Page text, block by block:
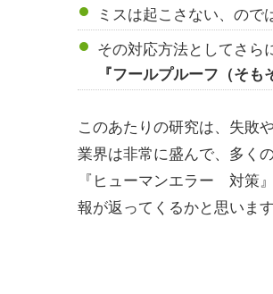
ミスは起こさない、ので
その対応方法としてさら
『フールプルーフ（そも
このあたりの研究は、失敗
業界は非常に盛んで、多く
『ヒューマンエラー 対策
報が返ってくるかと思います